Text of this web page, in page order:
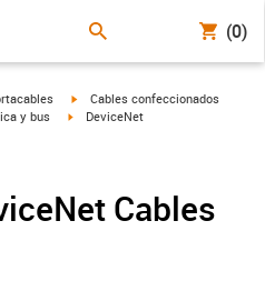
(0)
igus-icon-arrow-right
Cables confeccionados
y bus igus-icon-arrow-right
DeviceNet
Cables